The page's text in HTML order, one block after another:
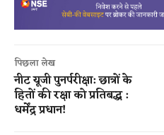
पिछला लेख
नीट यूजी पुनर्परीक्षा: छात्रों के
हितों की रक्षा को प्रतिबद्ध :
धर्मेंद्र प्रधान!